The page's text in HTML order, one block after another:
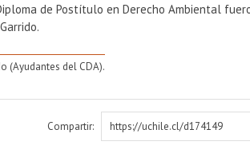
de Postítulo en Derecho Ambiental
(Ayudantes del CDA).
Compartir:
https://uchile.cl/d174149